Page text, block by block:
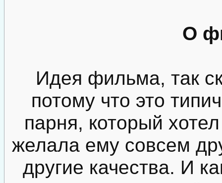
О
Идея фильма, так
потому что это
парня, который
желала ему совсем
другие качества. И